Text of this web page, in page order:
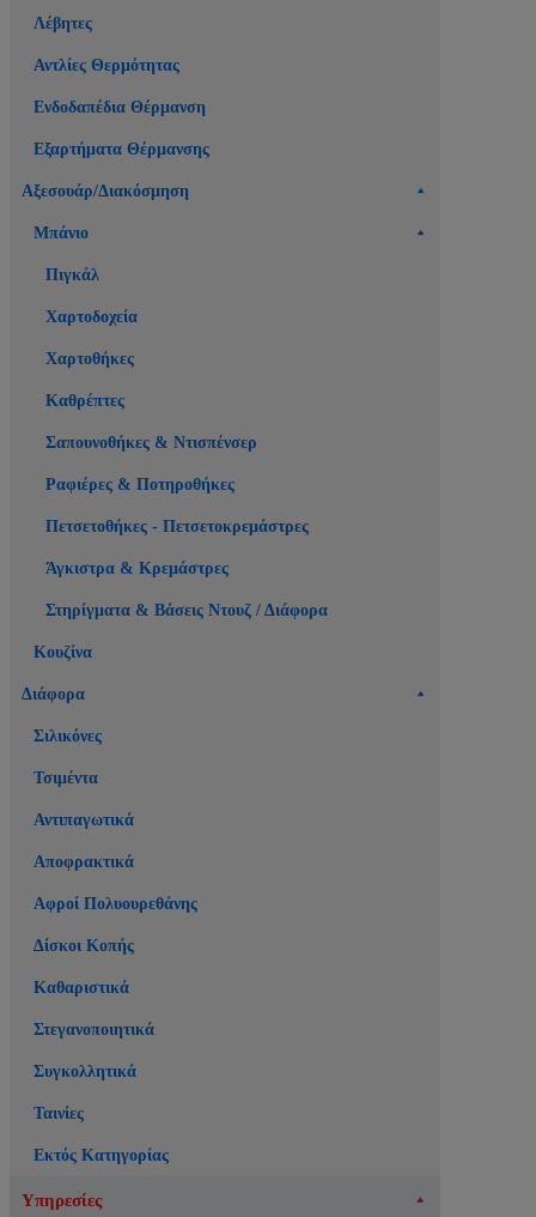
Λέβητες
Αντλίες Θερμότητας
Ενδοδαπέδια Θέρμανση
Εξαρτήματα Θέρμανσης
Αξεσουάρ/Διακόσμηση
Μπάνιο
Πιγκάλ
Χαρτοδοχεία
Χαρτοθήκες
Καθρέπτες
Σαπουνοθήκες & Ντισπένσερ
Ραφιέρες & Ποτηροθήκες
Πετσετοθήκες - Πετσετοκρεμάστρες
Άγκιστρα & Κρεμάστρες
Στηρίγματα & Βάσεις Ντουζ / Διάφορα
Κουζίνα
Διάφορα
Σιλικόνες
Τσιμέντα
Αντιπαγωτικά
Αποφρακτικά
Αφροί Πολυουρεθάνης
Δίσκοι Κοπής
Καθαριστικά
Στεγανοποιητικά
Συγκολλητικά
Ταινίες
Εκτός Κατηγορίας
Υπηρεσίες